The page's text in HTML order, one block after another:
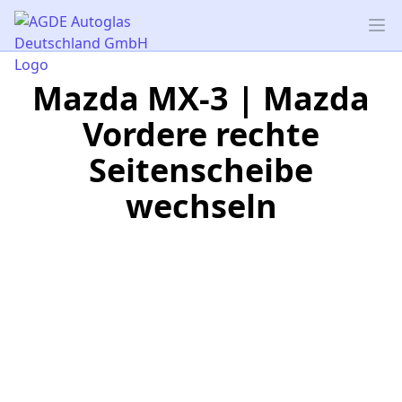
AGDE Autoglas Deutschland GmbH
Mazda MX-3 | Mazda
Vordere rechte
Seitenscheibe
wechseln